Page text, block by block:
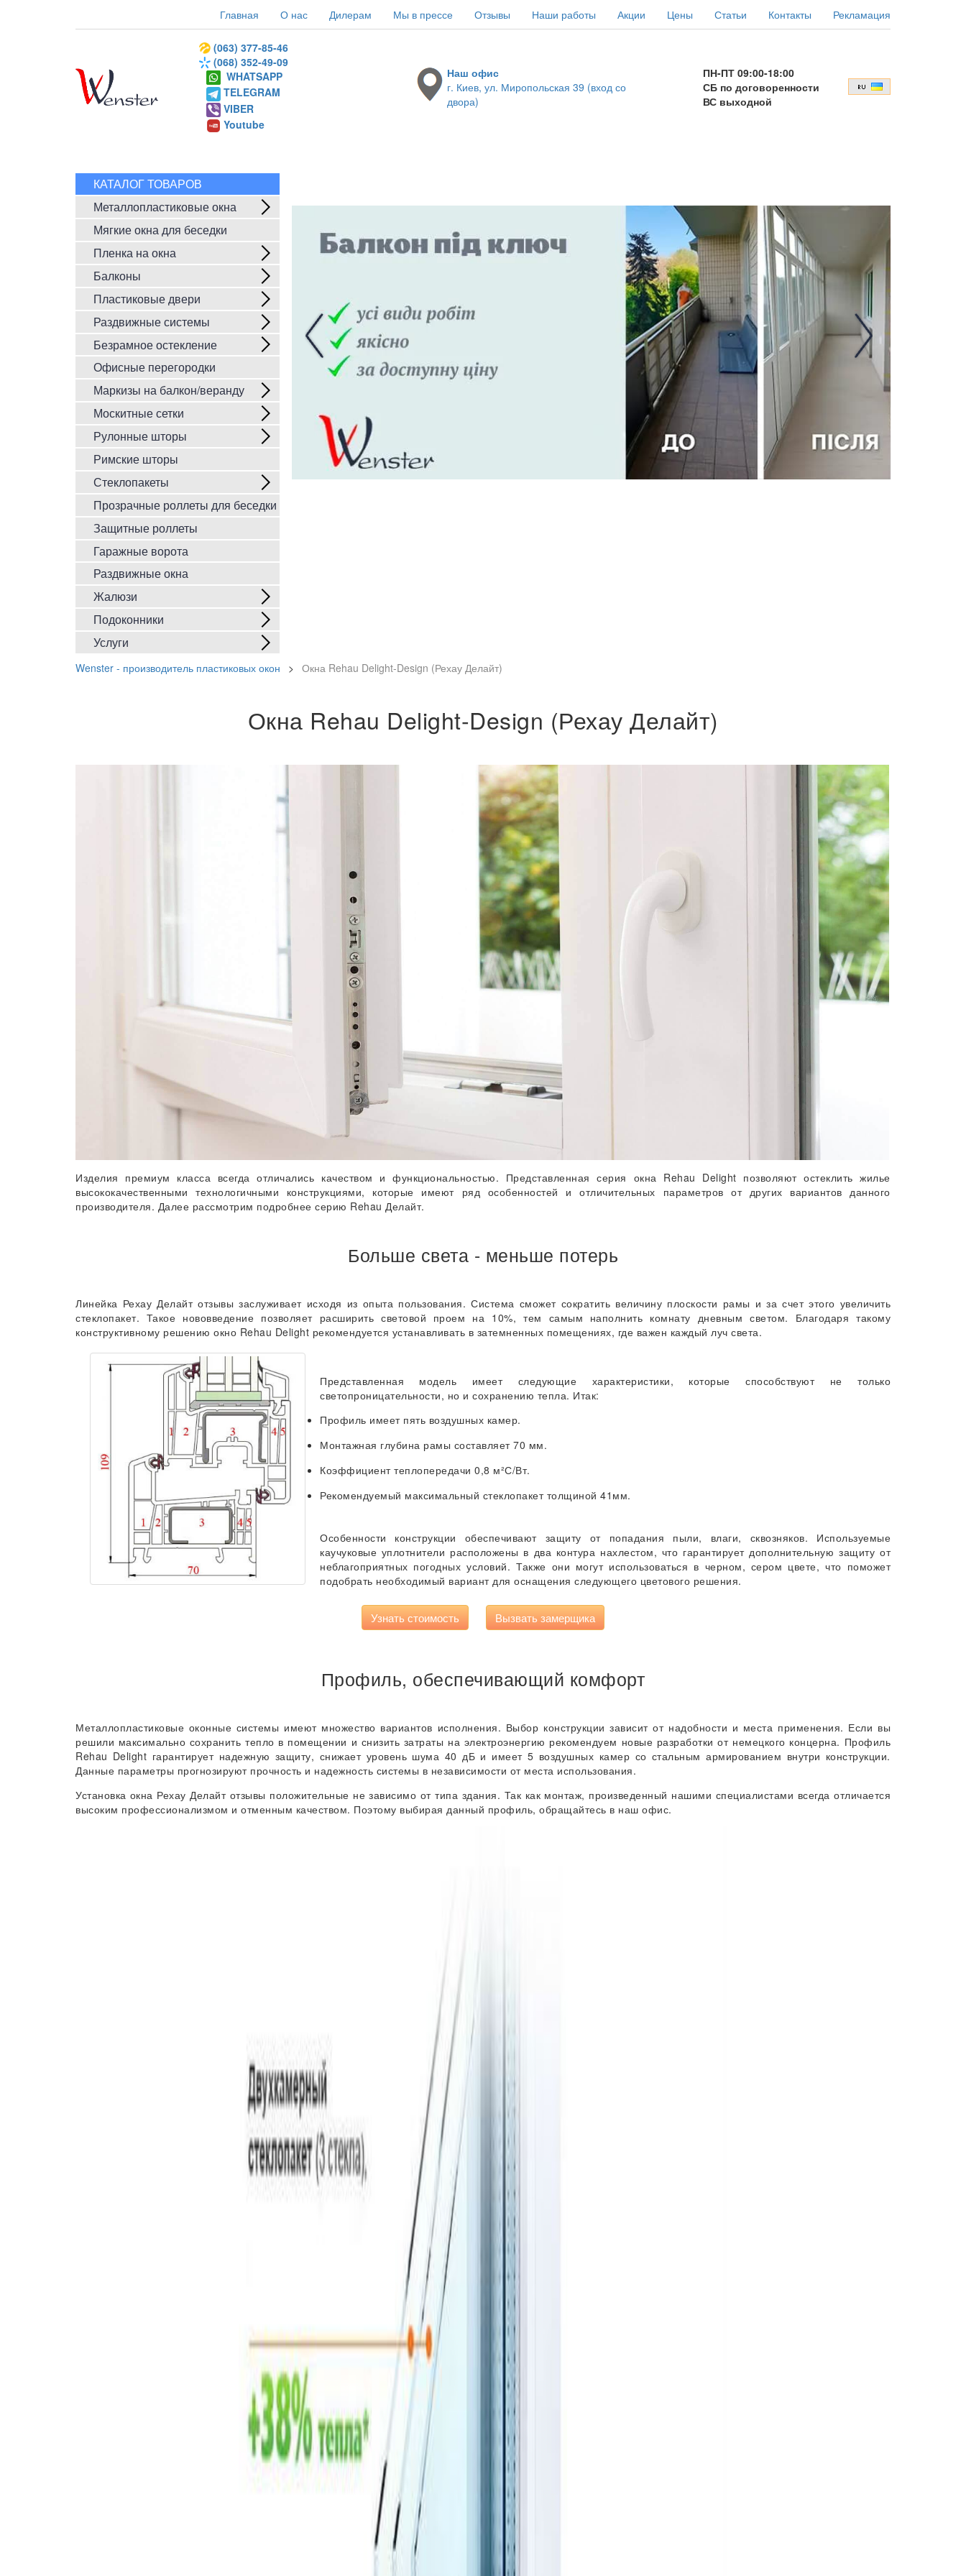
Главная О нас Дилерам Мы в прессе Отзывы Наши работы Акции Цены Статьи Контакты Рекламация
(063) 377-85-46
(068) 352-49-09
WHATSAPP
TELEGRAM
VIBER
Youtube
Наш офис
г. Киев, ул. Миропольская 39 (вход со
двора)
ПН-ПТ 09:00-18:00
СБ по договоренности
ВС выходной
КАТАЛОГ ТОВАРОВ
Металлопластиковые окна
Мягкие окна для беседки
Пленка на окна
Балконы
Пластиковые двери
Раздвижные системы
Безрамное остекление
Офисные перегородки
Маркизы на балкон/веранду
Москитные сетки
Рулонные шторы
Римские шторы
Стеклопакеты
Прозрачные роллеты для беседки
Защитные роллеты
Гаражные ворота
Раздвижные окна
Жалюзи
Подоконники
Услуги
Wenster - производитель пластиковых окон > Окна Rehau Delight-Design (Рехау Делайт)
Окна Rehau Delight-Design (Рехау Делайт)
Изделия премиум класса всегда отличались качеством и функциональностью. Представленная серия окна Rehau Delight позволяют остеклить жилье
высококачественными технологичными конструкциями, которые имеют ряд особенностей и отличительных параметров от других вариантов данного
производителя. Далее рассмотрим подробнее серию Rehau Делайт.
Больше света - меньше потерь
Линейка Рехау Делайт отзывы заслуживает исходя из опыта пользования. Система сможет сократить величину плоскости рамы и за счет этого увеличить
стеклопакет. Такое нововведение позволяет расширить световой проем на 10%, тем самым наполнить комнату дневным светом. Благодаря такому
конструктивному решению окно Rehau Delight рекомендуется устанавливать в затемненных помещениях, где важен каждый луч света.
Представленная модель имеет следующие характеристики, которые способствуют не только
светопроницательности, но и сохранению тепла. Итак:
Профиль имеет пять воздушных камер.
Монтажная глубина рамы составляет 70 мм.
Коэффициент теплопередачи 0,8 м²С/Вт.
Рекомендуемый максимальный стеклопакет толщиной 41мм.
Особенности конструкции обеспечивают защиту от попадания пыли, влаги, сквозняков. Используемые
каучуковые уплотнители расположены в два контура нахлестом, что гарантирует дополнительную защиту от
неблагоприятных погодных условий. Также они могут использоваться в черном, сером цвете, что поможет
подобрать необходимый вариант для оснащения следующего цветового решения.
Узнать стоимость Вызвать замерщика
Профиль, обеспечивающий комфорт
Металлопластиковые оконные системы имеют множество вариантов исполнения. Выбор конструкции зависит от надобности и места применения. Если вы
решили максимально сохранить тепло в помещении и снизить затраты на электроэнергию рекомендуем новые разработки от немецкого концерна. Профиль
Rehau Delight гарантирует надежную защиту, снижает уровень шума 40 дБ и имеет 5 воздушных камер со стальным армированием внутри конструкции.
Данные параметры прогнозируют прочность и надежность системы в независимости от места использования.
Установка окна Рехау Делайт отзывы положительные не зависимо от типа здания. Так как монтаж, произведенный нашими специалистами всегда отличается
высоким профессионализмом и отменным качеством. Поэтому выбирая данный профиль, обращайтесь в наш офис.